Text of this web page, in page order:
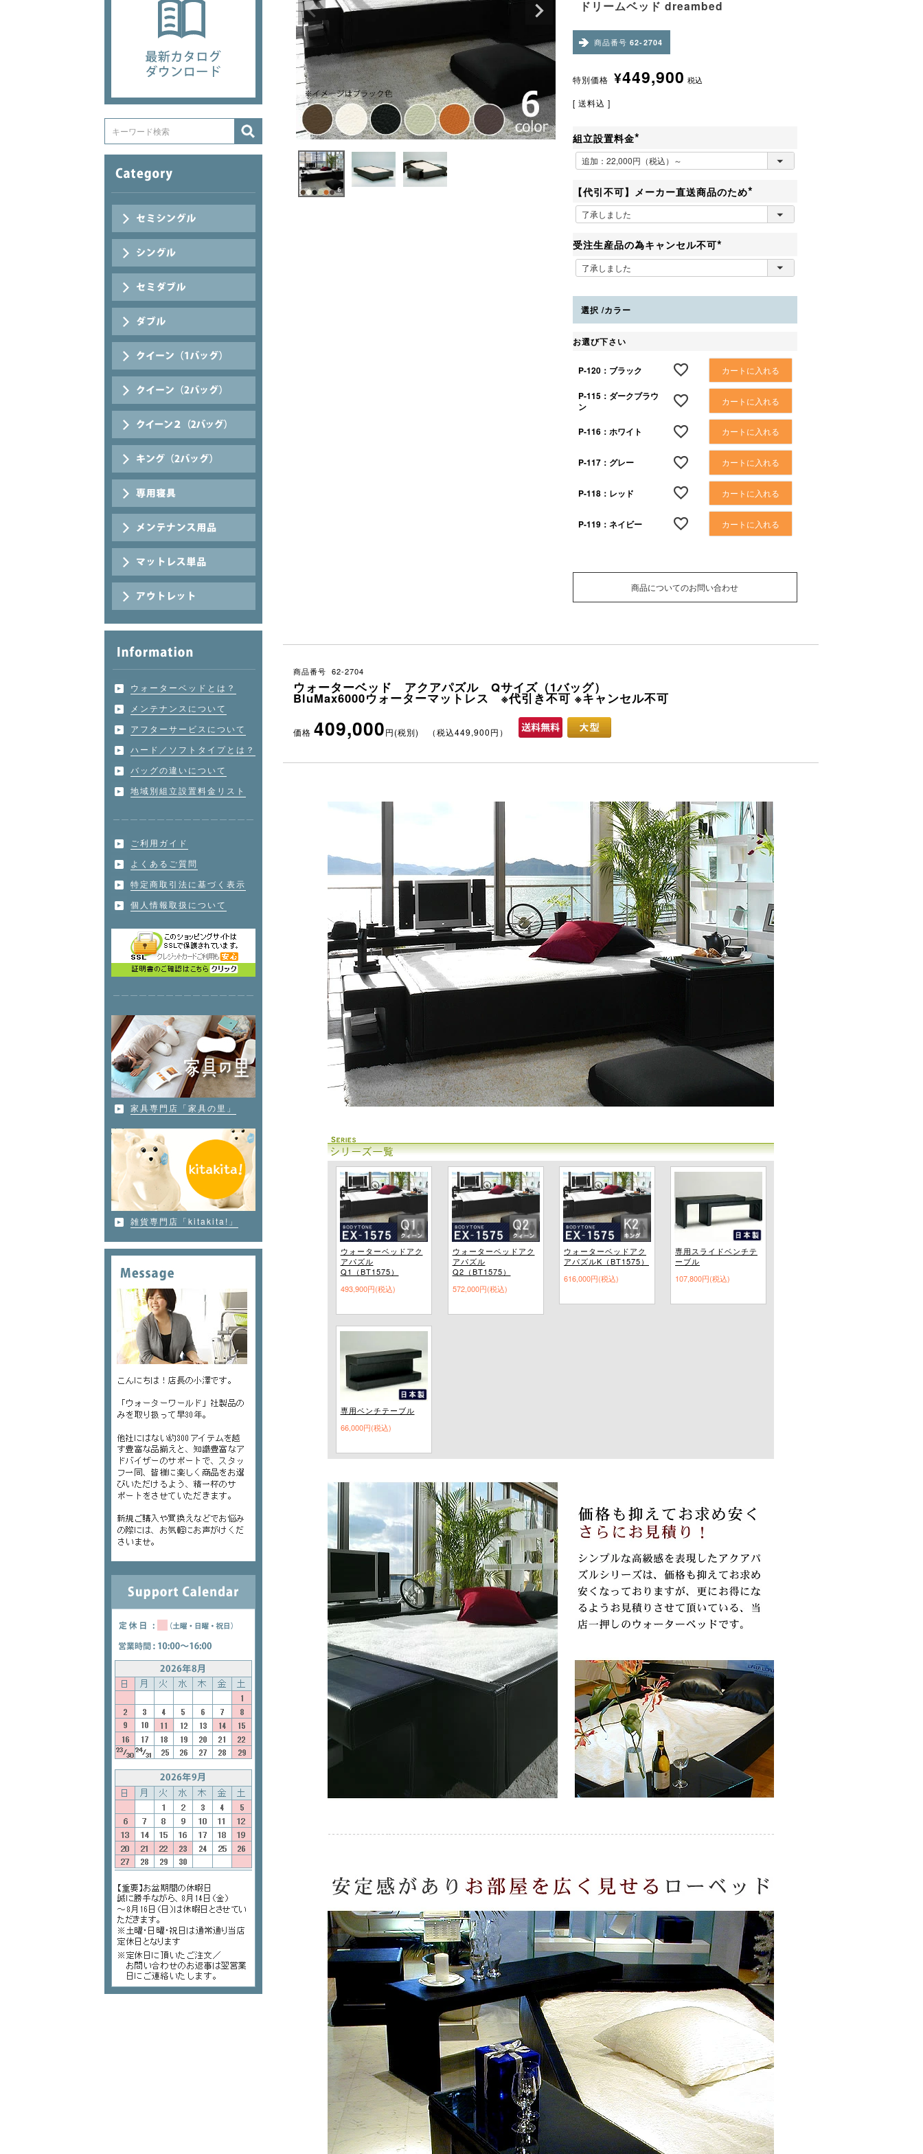
ウォーターベッドとは？
メンテナンスについて
アフターサービスについて
ハード／ソフトタイプとは？
バッグの違いについて
地域別組立設置料金リスト
ご利用ガイド
よくあるご質問
特定商取引法に基づく表示
個人情報取扱について
家具専門店「家具の里」
雑貨専門店「kitakita!」
ドリームベッド dreambed
商品番号 62-2704
特別価格 ¥449,900 税込
送料込
組立設置料金
(
必
須
【代引不可】メーカー直送商品のため
(
須
受注生産品の為キャンセル不可
須
選択 カラー
お選び下さい
P-120：ブラック カートに入れる
P-115：ダークブラウ
ン
カートに入れる
P-116：ホワイト カートに入れる
P-117：グレー カートに入れる
P-118：レッド カートに入れる
P-119：ネイビー カートに入れる
商品についてのお問い合わせ
商品番号 62-2704
ウォーターベッド アクアパズル Qサイズ（1バッグ）
BluMax6000ウォーターマットレス ※代引き不可 ※キャンセル不可
価格 409,000円(税別) （税込449,900円）
ウォーターベッドアク
アパズル
Q1（BT1575）
493,900円(税込)
ウォーターベッドアク
アパズル
Q2（BT1575）
572,000円(税込)
ウォーターベッドアク
アパズルK（BT1575）
616,000円(税込)
専用スライドベンチテ
ーブル
107,800円(税込)
専用ベンチテーブル
66,000円(税込)